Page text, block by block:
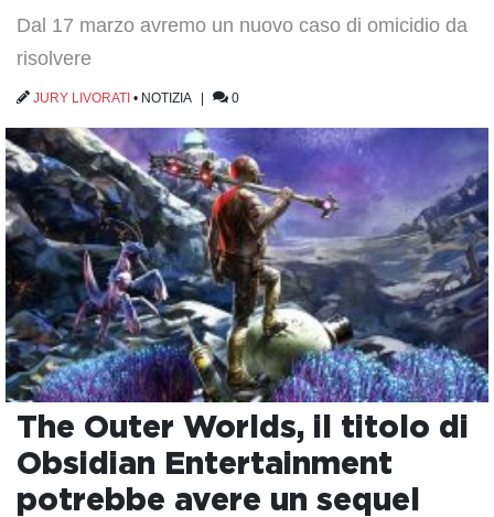
Dal 17 marzo avremo un nuovo caso di omicidio da
risolvere
JURY LIVORATI • NOTIZIA| 0
The Outer Worlds, il titolo di
Obsidian Entertainment
potrebbe avere un sequel